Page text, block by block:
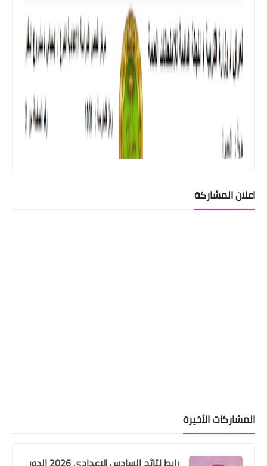
اعلان المشاركة
المشاركات الأخيرة